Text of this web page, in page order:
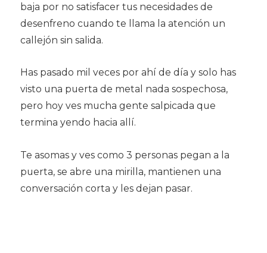
baja por no satisfacer tus necesidades de
desenfreno cuando te llama la atención un
callejón sin salida.
Has pasado mil veces por ahí de día y solo has
visto una puerta de metal nada sospechosa,
pero hoy ves mucha gente salpicada que
termina yendo hacia allí.
Te asomas y ves como 3 personas pegan a la
puerta, se abre una mirilla, mantienen una
conversación corta y les dejan pasar.